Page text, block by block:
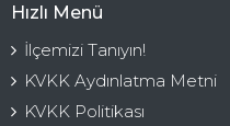
Hızlı Menü
İlçemizi Tanıyın!
KVKK Aydınlatma Metni
KVKK Politikası